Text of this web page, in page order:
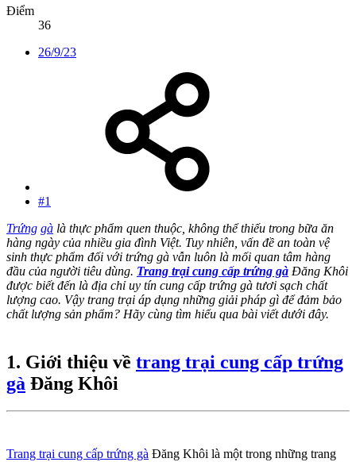
Điểm
36
26/9/23
#1
Trứng gà là thực phẩm quen thuộc, không thể thiếu trong bữa ăn
hàng ngày của nhiều gia đình Việt. Tuy nhiên, vấn đề an toàn vệ
sinh thực phẩm đối với trứng gà vẫn luôn là mối quan tâm hàng
đầu của người tiêu dùng. Trang trại cung cấp trứng gà Đăng Khôi
được biết đến là địa chỉ uy tín cung cấp trứng gà tươi sạch chất
lượng cao. Vậy trang trại áp dụng những giải pháp gì để đảm bảo
chất lượng sản phẩm? Hãy cùng tìm hiểu qua bài viết dưới đây.
1. Giới thiệu về trang trại cung cấp trứng
gà Đăng Khôi
Trang trại cung cấp trứng gà Đăng Khôi là một trong những trang